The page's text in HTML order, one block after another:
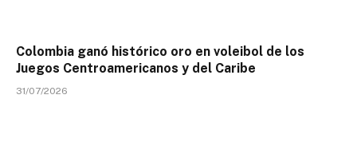
Colombia ganó histórico oro en voleibol de los
Juegos Centroamericanos y del Caribe
31/07/2026